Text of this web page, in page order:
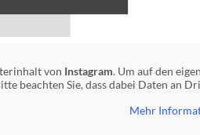
von Instagram. Um auf den
beachten Sie, dass dabei Daten an
Mehr